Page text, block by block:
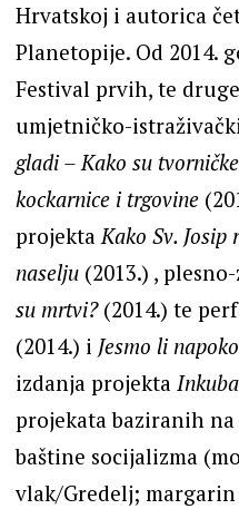
Hrvatskoj i autorica
Planetopije. Od 2014.
Festival prvih, te
umjetničko-
gladi – Kako su
kockarnice i trgovine
projektaKako Sv.
naselju(2013.) ,
su mrtvi?(2014.) te
(2014.) i Jesmo li
izdanja projekta
projekata baziranih
baštine socijalizma
vlak/Gredelj;